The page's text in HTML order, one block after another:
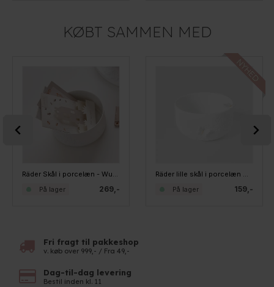
KØBT SAMMEN MED
Räder Skål i porcelæn - Wundergarten
269,-
På lager
Räder lille skål i porcelæn med sommerfugl
159,-
På lager
Fri fragt til pakkeshop
v. køb over 999,- / Fra 49,-
Dag-til-dag levering
Bestil inden kl. 11